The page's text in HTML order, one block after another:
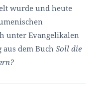
wurde und heute
unter Evangelikalen
dem Buch Soll die